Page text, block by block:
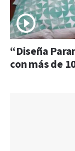
“Diseña
con más de